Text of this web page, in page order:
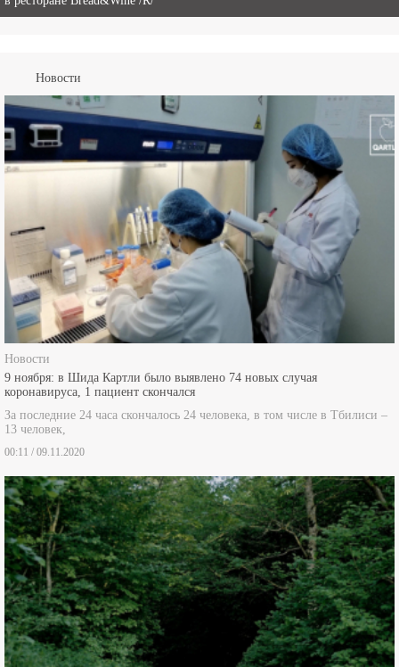
Новости
9 ноября: в Шида Картли было выявлено 74 новых случая
коронавируса, 1 пациент скончался
За последние 24 часа скончалось 24 человека, в том числе в Тбилиси –
13 человек,
00:11 / 09.11.2020